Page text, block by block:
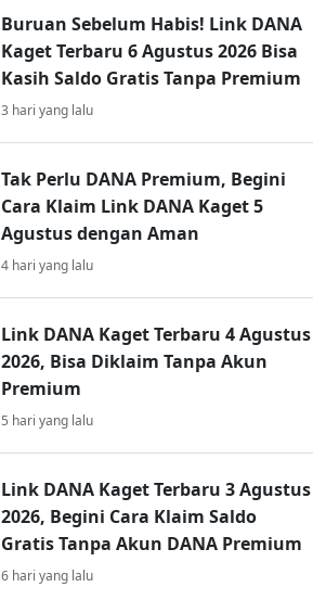
Buruan Sebelum Habis! Link DANA
Kaget Terbaru 6 Agustus 2026 Bisa
Kasih Saldo Gratis Tanpa Premium
3 hari yang lalu
Tak Perlu DANA Premium, Begini
Cara Klaim Link DANA Kaget 5
Agustus dengan Aman
4 hari yang lalu
Link DANA Kaget Terbaru 4 Agustus
2026, Bisa Diklaim Tanpa Akun
Premium
5 hari yang lalu
Link DANA Kaget Terbaru 3 Agustus
2026, Begini Cara Klaim Saldo
Gratis Tanpa Akun DANA Premium
6 hari yang lalu